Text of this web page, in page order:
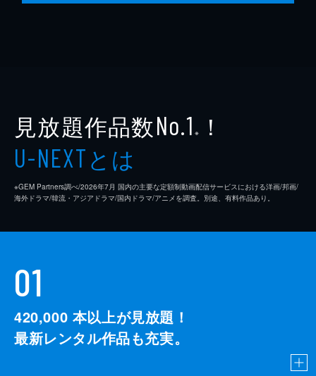
見放題作品数No.1 ※ ！
U-NEXTとは
※GEM Partners調べ/2026年7⽉ 国内の主要な定額制動画配信サービスにおける洋画/邦画/
海外ドラマ/韓流・アジアドラマ/国内ドラマ/アニメを調査。別途、有料作品あり。
01
420,000 本以上が見放題！
最新レンタル作品も充実。